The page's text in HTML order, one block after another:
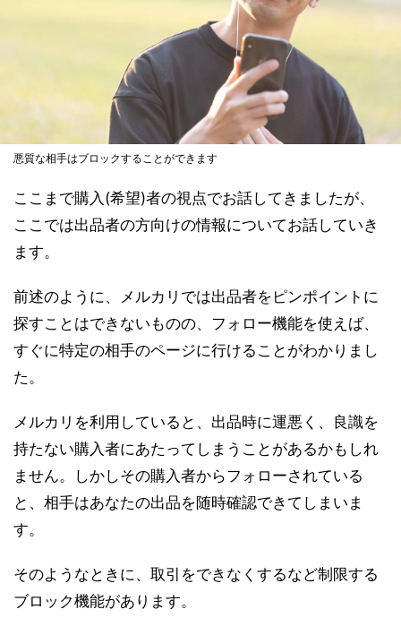
悪質な相手はブロックすることができます
ここまで購入(希望)者の視点でお話してきましたが、
ここでは出品者の方向けの情報についてお話していき
ます。
前述のように、メルカリでは出品者をピンポイントに
探すことはできないものの、フォロー機能を使えば、
すぐに特定の相手のページに行けることがわかりまし
た。
メルカリを利用していると、出品時に運悪く、良識を
持たない購入者にあたってしまうことがあるかもしれ
ません。しかしその購入者からフォローされている
と、相手はあなたの出品を随時確認できてしまいま
す。
そのようなときに、取引をできなくするなど制限する
ブロック機能があります。